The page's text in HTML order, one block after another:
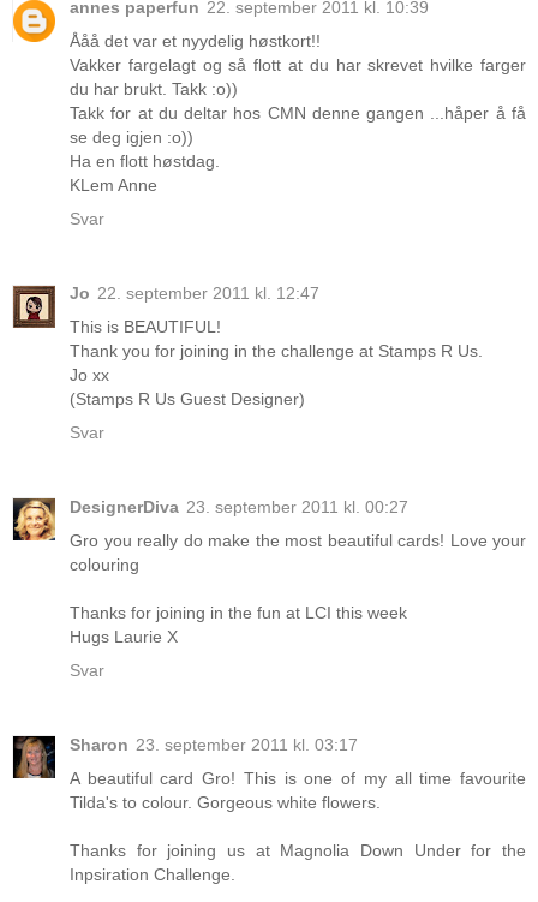
annes paperfun 22. september 2011 kl. 10:39
Ååå det var et nyydelig høstkort!!
Vakker fargelagt og så flott at du har skrevet hvilke farger
du har brukt. Takk :o))
Takk for at du deltar hos CMN denne gangen ...håper å få
se deg igjen :o))
Ha en flott høstdag.
KLem Anne
Svar
Jo 22. september 2011 kl. 12:47
This is BEAUTIFUL!
Thank you for joining in the challenge at Stamps R Us.
Jo xx
(Stamps R Us Guest Designer)
Svar
DesignerDiva 23. september 2011 kl. 00:27
Gro you really do make the most beautiful cards! Love your
colouring
Thanks for joining in the fun at LCI this week
Hugs Laurie X
Svar
Sharon 23. september 2011 kl. 03:17
A beautiful card Gro! This is one of my all time favourite
Tilda's to colour. Gorgeous white flowers.
Thanks for joining us at Magnolia Down Under for the
Inpsiration Challenge.